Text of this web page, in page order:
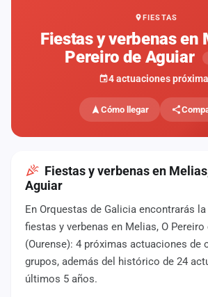
FIESTAS
Fiestas y verbenas en
Pereiro de Aguiar
4 actuaciones
Cómo llegar
Fiestas y verbenas en
Aguiar
En Orquestas de Galicia encontrarás la
fiestas y verbenas en Melias, O Pereiro
(Ourense): 4 próximas actuaciones de
grupos, además del histórico de 24
últimos 5 años.
fiestas
Agencias
Rankings
Anuncios
Iniciar
sesión